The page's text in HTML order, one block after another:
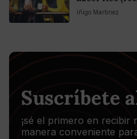
Iñigo Martinez
Suscríbete
¡sé el primero en recibir
manera conveniente